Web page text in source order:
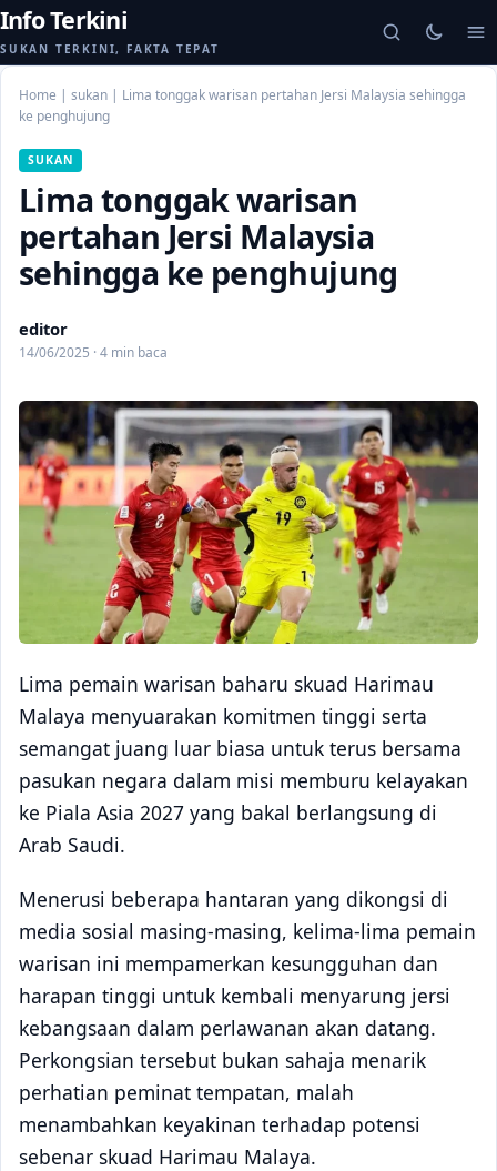
Info Terkini
SUKAN TERKINI, FAKTA TEPAT
Home | sukan | Lima tonggak warisan pertahan Jersi Malaysia sehingga
ke penghujung
SUKAN
Lima tonggak warisan
pertahan Jersi Malaysia
sehingga ke penghujung
editor
14/06/2025 · 4 min baca
Lima pemain warisan baharu skuad Harimau
Malaya menyuarakan komitmen tinggi serta
semangat juang luar biasa untuk terus bersama
pasukan negara dalam misi memburu kelayakan
ke Piala Asia 2027 yang bakal berlangsung di
Arab Saudi.
Menerusi beberapa hantaran yang dikongsi di
media sosial masing-masing, kelima-lima pemain
warisan ini mempamerkan kesungguhan dan
harapan tinggi untuk kembali menyarung jersi
kebangsaan dalam perlawanan akan datang.
Perkongsian tersebut bukan sahaja menarik
perhatian peminat tempatan, malah
menambahkan keyakinan terhadap potensi
sebenar skuad Harimau Malaya.